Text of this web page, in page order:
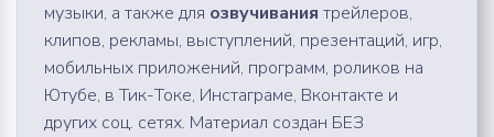
музыки, а также для озвучивания трейлеров,
клипов, рекламы, выступлений, презентаций, игр,
мобильных приложений, программ, роликов на
Ютубе, в Тик-Токе, Инстаграме, Вконтакте и
других соц. сетях. Материал создан БЕЗ